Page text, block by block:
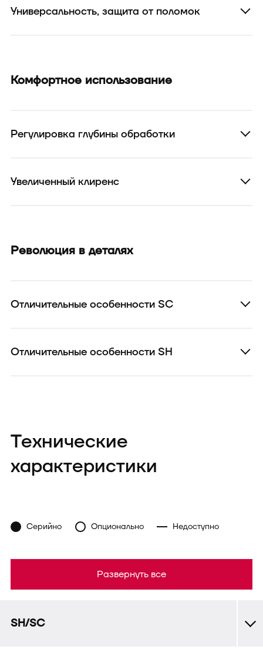
Универсальность, защита от поломок
Комфортное использование
Регулировка глубины обработки
Увеличенный клиренс
Революция в деталях
Отличительные особенности SC
Отличительные особенности SH
Технические
характеристики
SH/SC
Серийно Опционально Недоступно
Развернуть все